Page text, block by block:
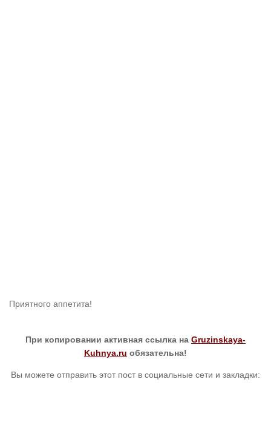
Приятного аппетита!
При копировании активная ссылка на Gruzinskaya-
Kuhnya.ru обязательна!
Вы можете отправить этот пост в социальные сети и закладки: